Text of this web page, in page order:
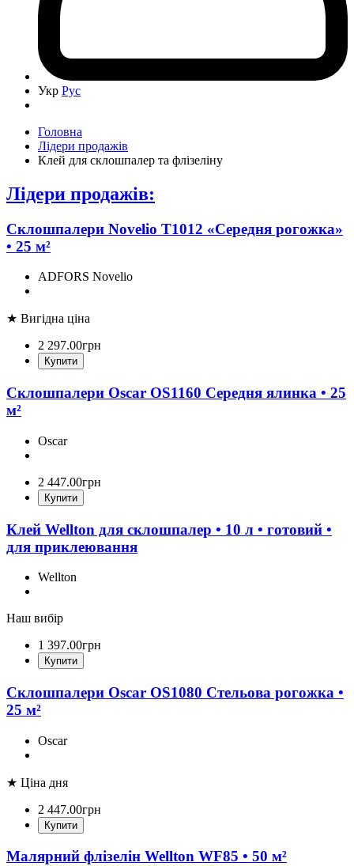
Укр Рус
Головна
Лідери продажів
Клей для склошпалер та флізеліну
Лідери продажів:
Склошпалери Novelio T1012 «Середня рогожка»
• 25 м²
ADFORS Novelio
★ Вигідна ціна
2 297.00грн
Купити
Склошпалери Oscar OS1160 Середня ялинка • 25
м²
Oscar
2 447.00грн
Купити
Клей Wellton для склошпалер • 10 л • готовий •
для приклеювання
Wellton
Наш вибір
1 397.00грн
Купити
Склошпалери Oscar OS1080 Стельова рогожка •
25 м²
Oscar
★ Ціна дня
2 447.00грн
Купити
Малярний флізелін Wellton WF85 • 50 м²